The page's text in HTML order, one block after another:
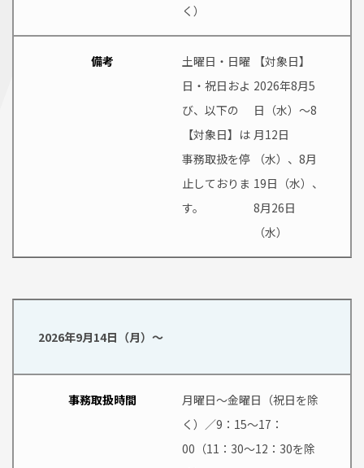
く）
備考
土曜日・日曜
日・祝日およ
び、以下の
【対象日】は
事務取扱を停
止しておりま
す。
【対象日】
2026年8月5
日（水）～8
月12日
（水）、8月
19日（水）、
8月26日
（水）
2026年9月14日（月）～
事務取扱時間
月曜日～金曜日（祝日を除
く）／9：15～17：
00（11：30～12：30を除